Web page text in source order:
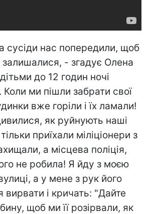
сусіди нас попередили, щоб
- згадує Олена
до 12 годин ночі
Коли ми пішли забрати свої
вже горіли і їх ламали!
як руйнують наші
приїхали міліціонери з
а місцева поліція,
не робила! Я йду з моєю
а у мене з рук його
вирвати і кричать: "Дайте
щоб ми її розірвали, як